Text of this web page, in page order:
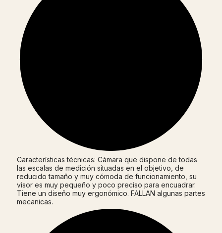
Características técnicas: Cámara que dispone de todas
las escalas de medición situadas en el objetivo, de
reducido tamaño y muy cómoda de funcionamiento, su
visor es muy pequeño y poco preciso para encuadrar.
Tiene un diseño muy ergonómico. FALLAN algunas partes
mecanicas.